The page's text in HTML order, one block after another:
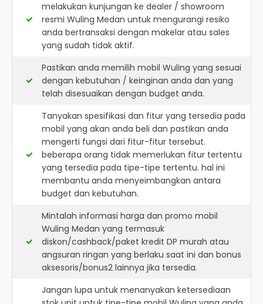
melakukan kunjungan ke dealer / showroom
resmi Wuling Medan untuk mengurangi resiko
anda bertransaksi dengan makelar atau sales
yang sudah tidak aktif.
Pastikan anda memilih mobil Wuling yang sesuai
dengan kebutuhan / keinginan anda dan yang
telah disesuaikan dengan budget anda.
Tanyakan spesifikasi dan fitur yang tersedia pada
mobil yang akan anda beli dan pastikan anda
mengerti fungsi dari fitur-fitur tersebut.
beberapa orang tidak memerlukan fitur tertentu
yang tersedia pada tipe-tipe tertentu. hal ini
membantu anda menyeimbangkan antara
budget dan kebutuhan.
Mintalah informasi harga dan promo mobil
Wuling Medan yang termasuk
diskon/cashback/paket kredit DP murah atau
angsuran ringan yang berlaku saat ini dan bonus
aksesoris/bonus2 lainnya jika tersedia.
Jangan lupa untuk menanyakan ketersediaan